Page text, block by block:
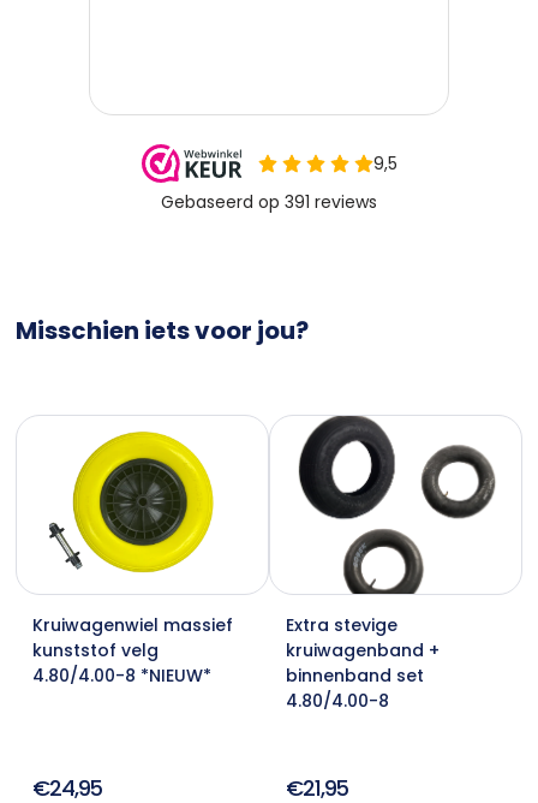
Misschien iets voor jou?
Kruiwagenwiel massief
kunststof velg
4.80/4.00-8 *NIEUW*
€24,95
Extra stevige
kruiwagenband +
binnenband set
4.80/4.00-8
€21,95